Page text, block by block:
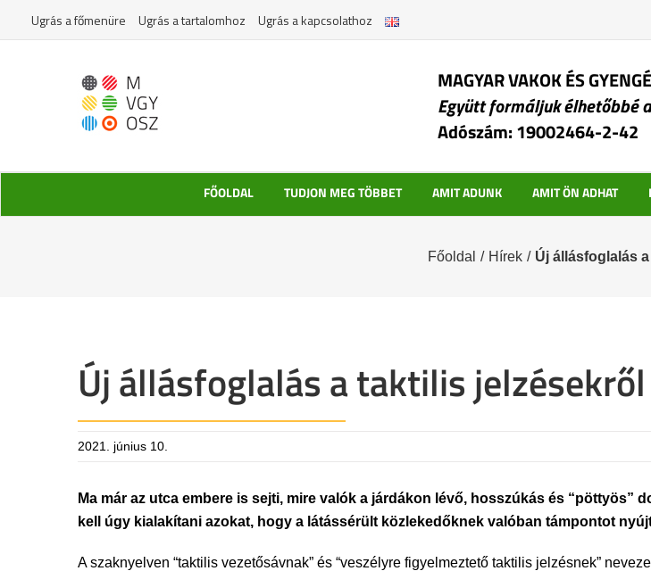
Ugrás a főmenüre Ugrás a tartalomhoz Ugrás a kapcsolathoz
MAGYAR VAKOK ÉS
Együtt formáljuk élhetőbbé
Adószám: 19002464-2-42
FŐOLDAL TUDJON MEG TÖBBET AMIT ADUNK AMIT ÖN ADHAT
Főoldal / Hírek / Új állásfoglalás
Új állásfoglalás a taktilis jelzésekről
2021. június 10.
Ma már az utca embere is sejti, mire valók a járdákon lévő, hosszúkás és
kell úgy kialakítani azokat, hogy a látássérült közlekedőknek valóban támpontot
A szaknyelven “taktilis vezetősávnak” és “veszélyre figyelmeztető taktilis jelzésnek”